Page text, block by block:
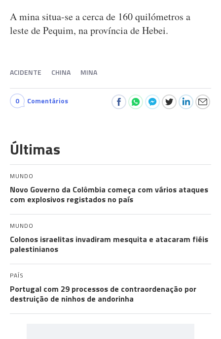
A mina situa-se a cerca de 160 quilómetros a
leste de Pequim, na província de Hebei.
ACIDENTE CHINA MINA
0 Comentários
Últimas
MUNDO
Novo Governo da Colômbia começa com vários ataques
com explosivos registados no país
MUNDO
Colonos israelitas invadiram mesquita e atacaram fiéis
palestinianos
PAÍS
Portugal com 29 processos de contraordenação por
destruição de ninhos de andorinha